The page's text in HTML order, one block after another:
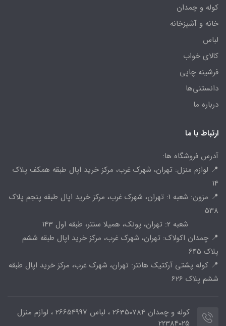
کوله و چمدان
خانه و آشپزخانه
لباس
کالای خواب
فرشینه چاپی
دانستنی‌ها
درباره ما
ارتباط با ما
آدرس فروشگاه ها:
📍 لوازم منزل: تهران، شهرک غرب، مرکز خرید اپال طبقه همکف پلاک
14
📍 مزون: شعبه 1: تهران، شهرک غرب، مرکز خرید اپال طبقه پنجم پلاک
538
شعبه 2: تهران، پونک، همیلا سنتر، طبقه اول 143
📍 چمدان اکولاک: تهران، شهرک غرب، مرکز خرید اپال طبقه ششم
پلاک 645
📍 کوله پشتی آرکتیک هانتر: تهران، شهرک غرب، مرکز خرید اپال طبقه
ششم پلاک 626
کوله و چمدان 26350784 ، لباس 26654997 ، لوازم منزل
22384025